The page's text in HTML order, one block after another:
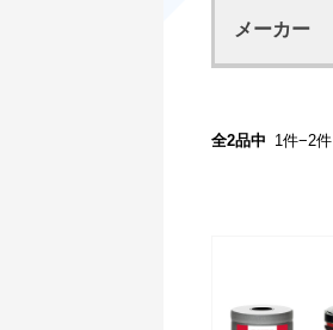
メーカー
全2品中 1件−2件